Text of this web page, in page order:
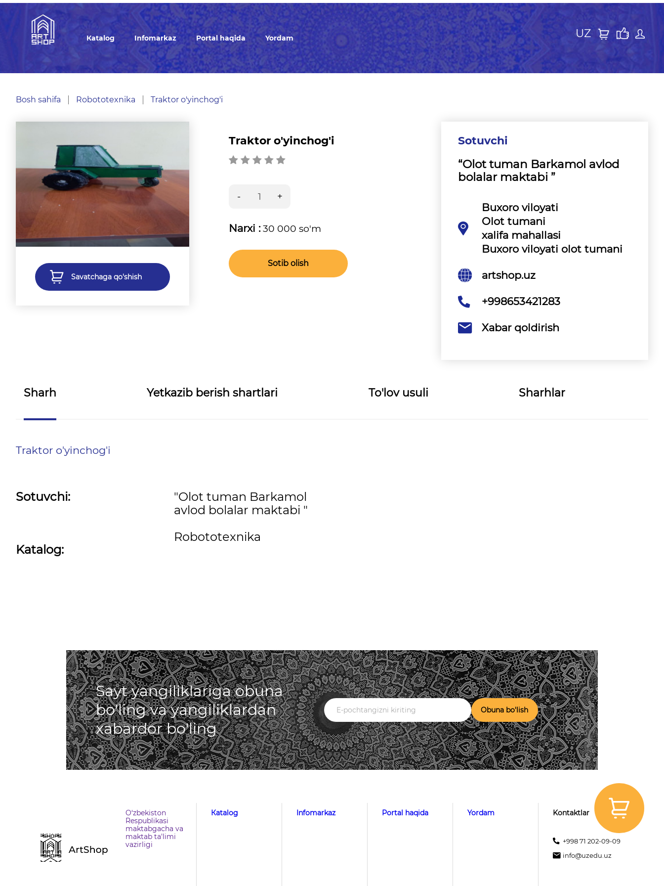
Кatalog Infomarkaz Portal haqida Yordam UZ
Bosh sahifa Robototexnika Traktor o'yinchog'i
Savatchaga qo'shish
Traktor o'yinchog'i
Narxi :30 000 so'm
Sotib olish
Sotuvchi
“Olot tuman Barkamol avlod
bolalar maktabi ”
Buxoro viloyati
Olot tumani
xalifa mahallasi
Buxoro viloyati olot tumani
artshop.uz
+998653421283
Xabar qoldirish
Sharh Yetkazib berish shartlari To'lov usuli Sharhlar
Traktor o'yinchog'i
Sotuvchi:
Katalog:
"Olot tuman Barkamol
avlod bolalar maktabi "
Robototexnika
Sayt yangiliklariga obuna
bo'ling va yangiliklardan
xabardor bo'ling
Obuna bo'lish
O‘zbekiston
Respublikasi
maktabgacha va
maktab ta'limi
vazirligi
Кatalog Infomarkaz Portal haqida Yordam Kontaktlar
+998 71 202-09-09
info@uzedu.uz